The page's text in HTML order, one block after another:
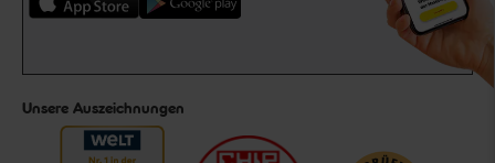
Unsere Auszeichnungen